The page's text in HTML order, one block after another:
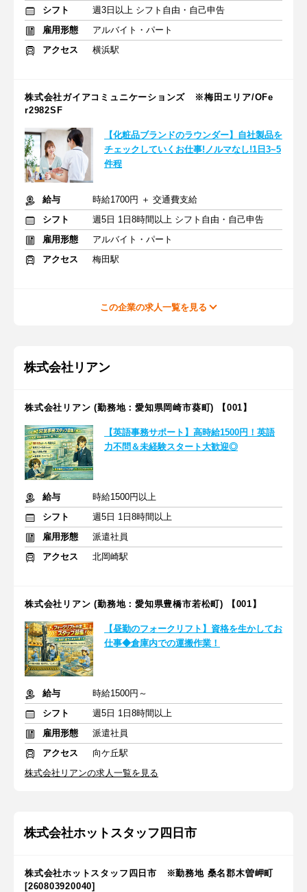
シフト
週3日以上 シフト自由・自己申告
雇用形態
アルバイト・パート
アクセス
横浜駅
株式会社ガイアコミュニケーションズ ※梅田エリア/OFe
r2982SF
【化粧品ブランドのラウンダー】自社製品を
チェックしていくお仕事!ノルマなし!1日3~5
件程
給与
時給1700円 ＋ 交通費支給
シフト
週5日 1日8時間以上 シフト自由・自己申告
雇用形態
アルバイト・パート
アクセス
梅田駅
この企業の求人一覧を見る
株式会社リアン
株式会社リアン (勤務地：愛知県岡崎市葵町) 【001】
【英語事務サポート】高時給1500円！英語
力不問＆未経験スタート大歓迎◎
給与
時給1500円以上
シフト
週5日 1日8時間以上
雇用形態
派遣社員
アクセス
北岡崎駅
株式会社リアン (勤務地：愛知県豊橋市若松町) 【001】
【昼勤のフォークリフト】資格を生かしてお
仕事◆倉庫内での運搬作業！
給与
時給1500円～
シフト
週5日 1日8時間以上
雇用形態
派遣社員
アクセス
向ケ丘駅
株式会社リアンの求人一覧を見る
株式会社ホットスタッフ四日市
株式会社ホットスタッフ四日市 ※勤務地 桑名郡木曽岬町
[260803920040]